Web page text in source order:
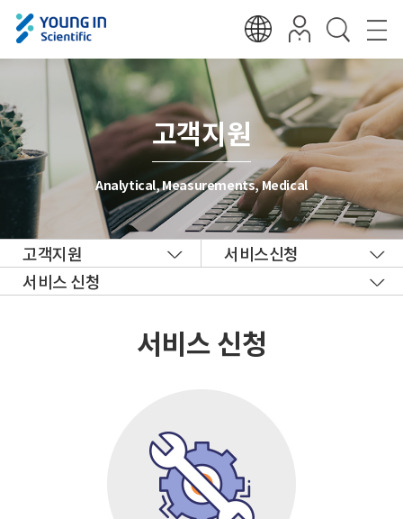
고객지원
Analytical, Measurements, Medical
고객지원
서비스신청
서비스 신청
서비스 신청